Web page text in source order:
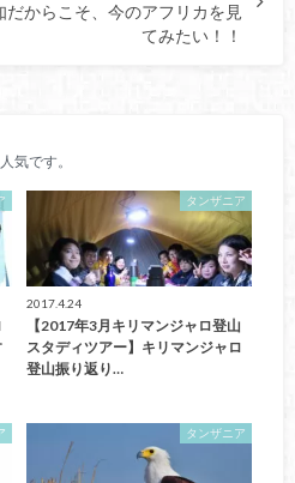
からこそ、今のアフリカを見
てみたい！！
気です。
タンザニア
2017.4.24
【2017年3月キリマンジャロ登山
スタディツアー】キリマンジャロ
登山振り返り…
タンザニア